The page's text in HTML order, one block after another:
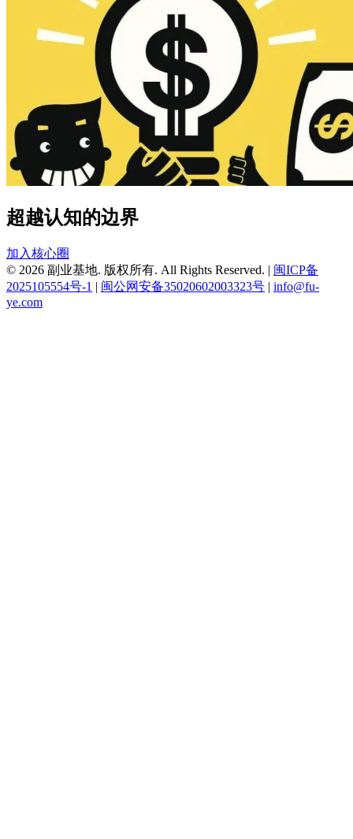
超越认知的边界
加入核心圈
© 2026 副业基地. 版权所有. All Rights Reserved. | 闽ICP备
2025105554号-1 | 闽公网安备35020602003323号 | info@fu-
ye.com